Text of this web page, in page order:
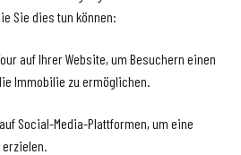
Sie dies tun können:
auf Ihrer Website, um Besuchern einen
Immobilie zu ermöglichen.
Social-Media-Plattformen, um eine